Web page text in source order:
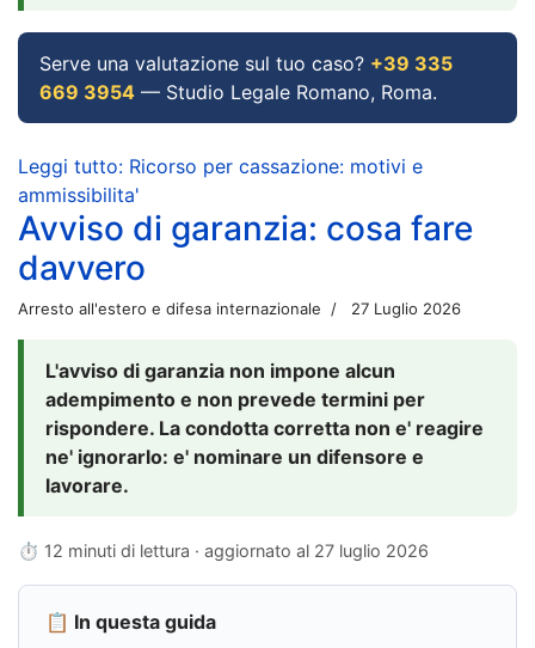
Serve una valutazione sul tuo caso? +39 335
669 3954 — Studio Legale Romano, Roma.
Leggi tutto: Ricorso per cassazione: motivi e
ammissibilita'
Avviso di garanzia: cosa fare
davvero
Arresto all'estero e difesa internazionale 27 Luglio 2026
L'avviso di garanzia non impone alcun
adempimento e non prevede termini per
rispondere. La condotta corretta non e' reagire
ne' ignorarlo: e' nominare un difensore e
lavorare.
⏱ 12 minuti di lettura · aggiornato al 27 luglio 2026
📋 In questa guida